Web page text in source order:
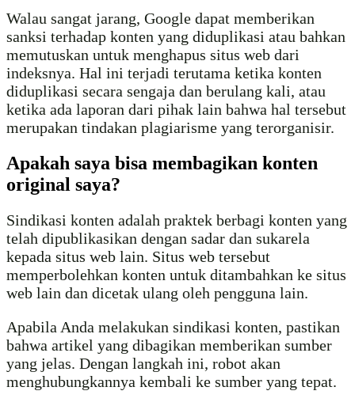
Walau sangat jarang, Google dapat memberikan
sanksi terhadap konten yang diduplikasi atau bahkan
memutuskan untuk menghapus situs web dari
indeksnya. Hal ini terjadi terutama ketika konten
diduplikasi secara sengaja dan berulang kali, atau
ketika ada laporan dari pihak lain bahwa hal tersebut
merupakan tindakan plagiarisme yang terorganisir.
Apakah saya bisa membagikan konten
original saya?
Sindikasi konten adalah praktek berbagi konten yang
telah dipublikasikan dengan sadar dan sukarela
kepada situs web lain. Situs web tersebut
memperbolehkan konten untuk ditambahkan ke situs
web lain dan dicetak ulang oleh pengguna lain.
Apabila Anda melakukan sindikasi konten, pastikan
bahwa artikel yang dibagikan memberikan sumber
yang jelas. Dengan langkah ini, robot akan
menghubungkannya kembali ke sumber yang tepat.